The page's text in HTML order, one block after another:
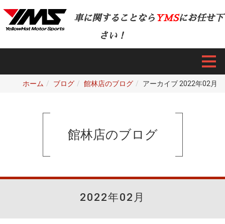
車に関することなら YMSにお任せ下
さい！
ホーム ブログ 館林店のブログ アーカイブ 2022年02月
館林店のブログ
2022年02月